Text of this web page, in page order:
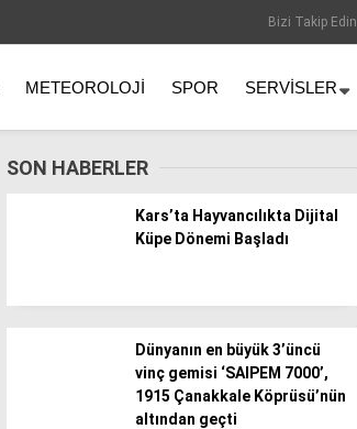
Bizi Takip Edin
METEOROLOJI SPOR SERVISLER
SON HABERLER
Kars’ta Hayvancılıkta Dijital
Küpe Dönemi Başladı
Dünyanın en büyük 3’üncü
vinç gemisi ‘SAIPEM 7000’,
1915 Çanakkale Köprüsü’nün
altından geçti